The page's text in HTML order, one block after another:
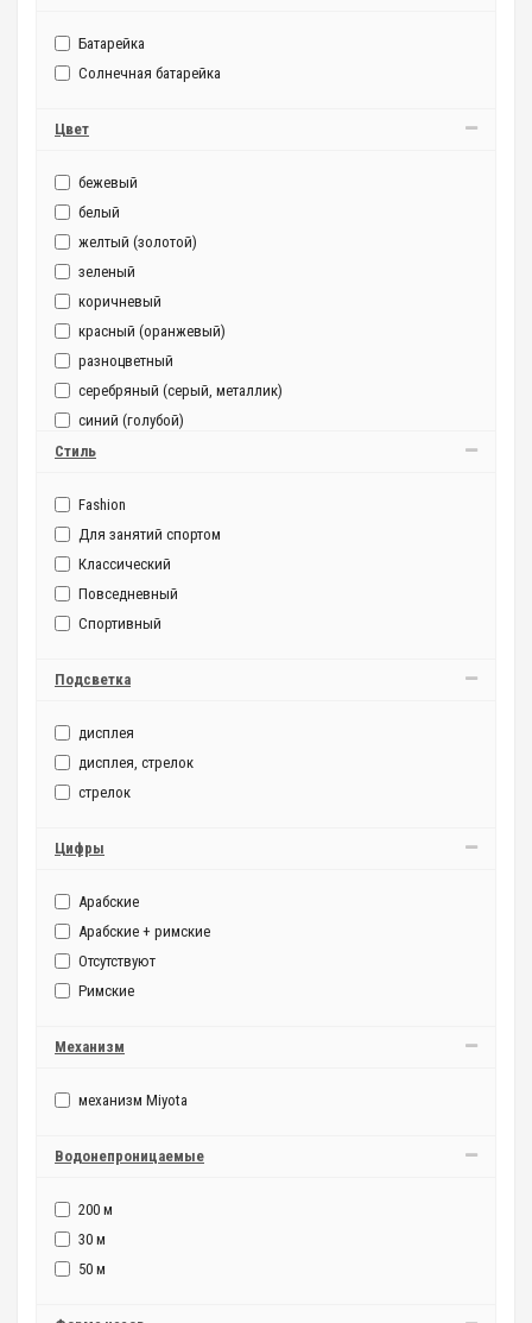
Батарейка
Солнечная батарейка
Цвет
бежевый
белый
желтый (золотой)
зеленый
коричневый
красный (оранжевый)
разноцветный
серебряный (серый, металлик)
синий (голубой)
фиолетовый
Стиль
Fashion
Для занятий спортом
Классический
Повседневный
Спортивный
Подсветка
дисплея
дисплея, стрелок
стрелок
Цифры
Арабские
Арабские + римские
Отсутствуют
Римские
Механизм
механизм Miyota
Водонепроницаемые
200 м
30 м
50 м